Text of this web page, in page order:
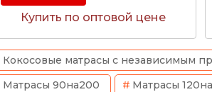
Купить по оптовой цене
Кокосовые матрасы с независимым
Матрасы 90на200
Матрасы